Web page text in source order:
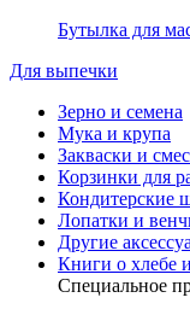
Бутылка для
Для выпечки
Зерно и семена
Мука и крупа
Закваски и
Корзинки для
Кондитерские
Лопатки и
Другие
Книги о хлебе
Специальное